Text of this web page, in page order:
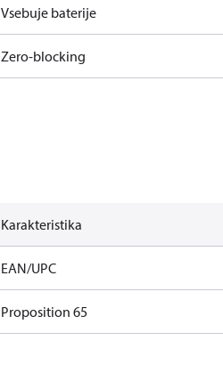
Vsebuje baterije
Zero-blocking
Karakteristika
EAN/UPC
Proposition 65